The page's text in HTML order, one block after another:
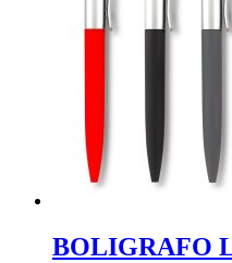
BOLIGRAFO